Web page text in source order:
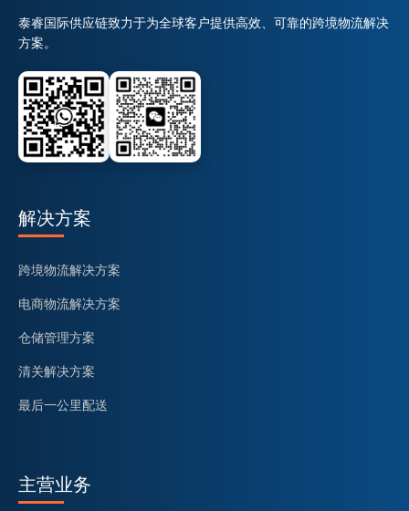
泰睿国际供应链致力于为全球客户提供高效、可靠的跨境物流解决
方案。
解决方案
跨境物流解决方案
电商物流解决方案
仓储管理方案
清关解决方案
最后一公里配送
主营业务